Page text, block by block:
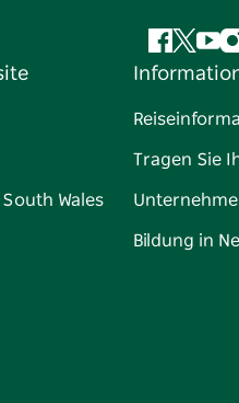
Facebook
Wales
Tragen Sie
Bildung in